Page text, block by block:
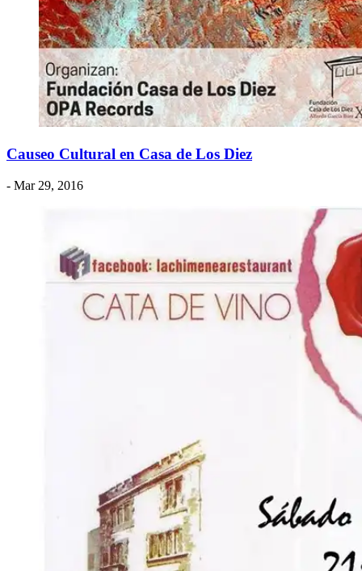
Causeo Cultural en Casa de Los Diez
- Mar 29, 2016